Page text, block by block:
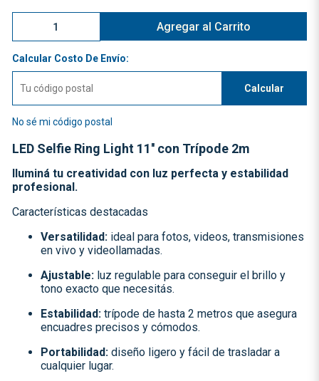
Agregar al Carrito
Calcular Costo De Envío:
Calcular
No sé mi código postal
LED Selfie Ring Light 11'' con Trípode 2m
Iluminá tu creatividad con luz perfecta y estabilidad
profesional.
Características destacadas
Versatilidad:ideal para fotos, videos, transmisiones
en vivo y videollamadas.
Ajustable:luz regulable para conseguir el brillo y
tono exacto que necesitás.
Estabilidad:trípode de hasta 2 metros que asegura
encuadres precisos y cómodos.
Portabilidad:diseño ligero y fácil de trasladar a
cualquier lugar.